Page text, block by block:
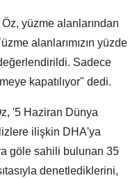
yüzme alanlarından
alanlarımızın yüzde
Sadece
kapatılıyor" dedi.
'5 Haziran Dünya
ilişkin DHA'ya
göle sahili bulunan 35
denetlediklerini,